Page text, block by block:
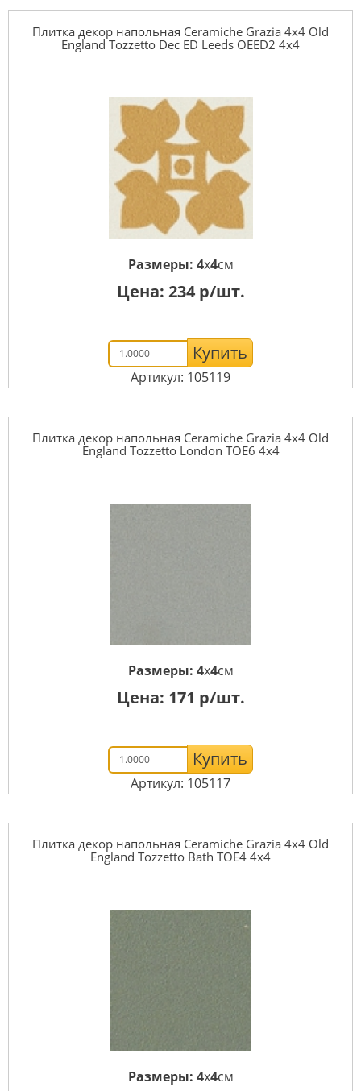
Плитка декор напольная Ceramiche Grazia 4x4 Old
England Tozzetto Dec ED Leeds OEED2 4x4
Размеры: 4x4см
Цена: 234р/шт.
Купить
Артикул: 105119
Плитка декор напольная Ceramiche Grazia 4x4 Old
England Tozzetto London TOE6 4x4
Размеры: 4x4см
Цена: 171 р/шт.
Купить
Артикул: 105117
Плитка декор напольная Ceramiche Grazia 4x4 Old
England Tozzetto Bath TOE4 4x4
Размеры: 4x4см